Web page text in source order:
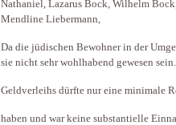
Nathaniel, Lazarus Bock, Wilhelm
Mendline Liebermann,
Da die jüdischen Bewohner in der
sie nicht sehr wohlhabend gewesen
Geldverleihs dürfte nur eine minimale
haben und war keine substantielle